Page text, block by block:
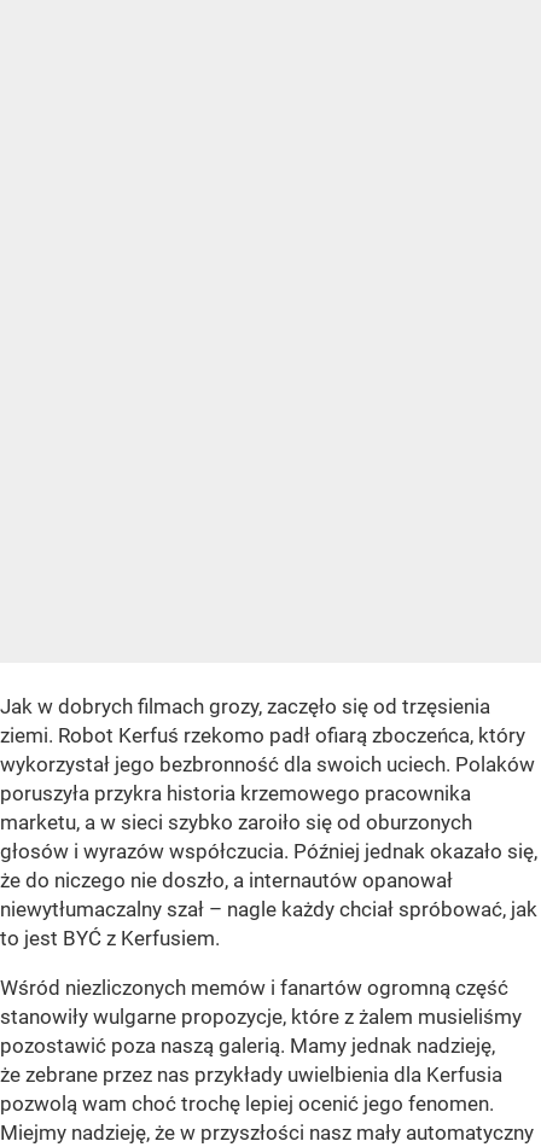
Jak w dobrych filmach grozy, zaczęło się od trzęsienia
ziemi. Robot Kerfuś rzekomo padł ofiarą zboczeńca, który
wykorzystał jego bezbronność dla swoich uciech. Polaków
poruszyła przykra historia krzemowego pracownika
marketu, a w sieci szybko zaroiło się od oburzonych
głosów i wyrazów współczucia. Później jednak okazało się,
że do niczego nie doszło, a internautów opanował
niewytłumaczalny szał – nagle każdy chciał spróbować, jak
to jest BYĆ z Kerfusiem.
Wśród niezliczonych memów i fanartów ogromną część
stanowiły wulgarne propozycje, które z żalem musieliśmy
pozostawić poza naszą galerią. Mamy jednak nadzieję,
że zebrane przez nas przykłady uwielbienia dla Kerfusia
pozwolą wam choć trochę lepiej ocenić jego fenomen.
Miejmy nadzieję, że w przyszłości nasz mały automatyczny